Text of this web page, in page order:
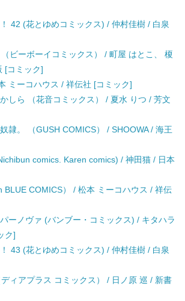
42 (花とゆめコミックス) / 仲村佳樹 / 白泉
ビーボーイコミックス） / 町屋 はとこ、 榎
[コミック]
ミーコハウス / 祥伝社 [コミック]
しら （花音コミックス） / 夏水 りつ / 芳文
隷。 （GUSH COMICS） / SHOOWA / 海王
comics. Karen comics) / 神田猫 / 日本
BLUE COMICS） / 松本 ミーコハウス / 祥伝
ーノヴァ (バンブー・コミックス) / キタハラ
ク]
43 (花とゆめコミックス) / 仲村佳樹 / 白泉
ィアプラス コミックス） / 日ノ原 巡 / 新書